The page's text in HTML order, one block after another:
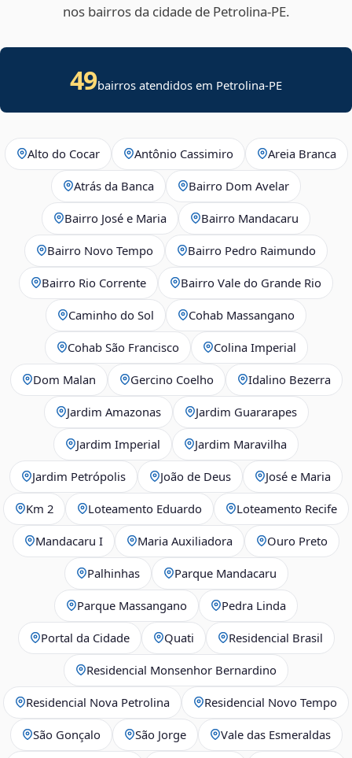
nos bairros da cidade de Petrolina‑PE.
49bairros atendidos em Petrolina-PE
Alto do Cocar Antônio Cassimiro Areia Branca
Atrás da Banca Bairro Dom Avelar
Bairro José e Maria Bairro Mandacaru
Bairro Novo Tempo Bairro Pedro Raimundo
Bairro Rio Corrente Bairro Vale do Grande Rio
Caminho do Sol Cohab Massangano
Cohab São Francisco Colina Imperial
Dom Malan Gercino Coelho Idalino Bezerra
Jardim Amazonas Jardim Guararapes
Jardim Imperial Jardim Maravilha
Jardim Petrópolis João de Deus José e Maria
Km 2 Loteamento Eduardo Loteamento Recife
Mandacaru I Maria Auxiliadora Ouro Preto
Palhinhas Parque Mandacaru
Parque Massangano Pedra Linda
Portal da Cidade Quati Residencial Brasil
Residencial Monsenhor Bernardino
Residencial Nova Petrolina Residencial Novo Tempo
São Gonçalo São Jorge Vale das Esmeraldas